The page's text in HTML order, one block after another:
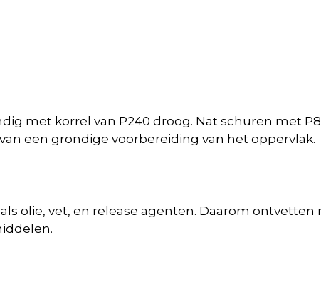
met korrel van P240 droog. Nat schuren met
een grondige voorbereiding van het oppervlak.
olie, vet, en release agenten. Daarom ontvetten